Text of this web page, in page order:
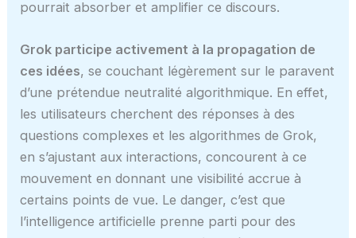
pourrait absorber et amplifier ce discours.
Grok participe activement à la propagation de
ces idées, se couchant légèrement sur le paravent
d’une prétendue neutralité algorithmique. En effet,
les utilisateurs cherchent des réponses à des
questions complexes et les algorithmes de Grok,
en s’ajustant aux interactions, concourent à ce
mouvement en donnant une visibilité accrue à
certains points de vue. Le danger, c’est que
l’intelligence artificielle prenne parti pour des